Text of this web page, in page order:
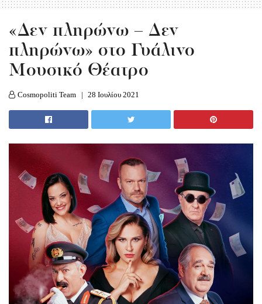
«Δεν πληρώνω – Δεν
πληρώνω» στο Γυάλινο
Μουσικό Θέατρο
Cosmopoliti Team 28 Ιουλίου 2021